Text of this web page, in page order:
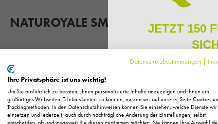
NATUROYALE SMOOTHING NIGHT
Diese reichhaltig, nährende Nachtpflege, ist speziell darauf
der Haut zu wirken. Der Biolifting Complex mit weißem Trüffel
revitalisiert die Haut und nährt die Elastinfasern. Weiße
Stärkung des Bindegewebes. Für ein festeres, glatteres Hautbild
Datenschutzbestimmungen |
Ihre Privatsphäre ist uns wichtig!
Um Sie ausführlich zu beraten, Ihnen personalisierte Inhalte anzuzeigen und Ihnen ein
großartiges Webseiten-Erlebnis bieten zu können, nutzen wir auf unserer Seite Cookies
Trackingmethoden. In den Datenschutzhinweisen können Sie einsehen, welche Dienste wir
einsetzen und jederzeit, auch durch nachträgliche Änderung der Einstellungen, selbst
JETZT 150
Melden Sie sich zu
regelmäßig exklusive
Pflege, neue Produkte
Als kleines Dankeschön für
Ihnen150 Fuchstaler*, die
Einkauf